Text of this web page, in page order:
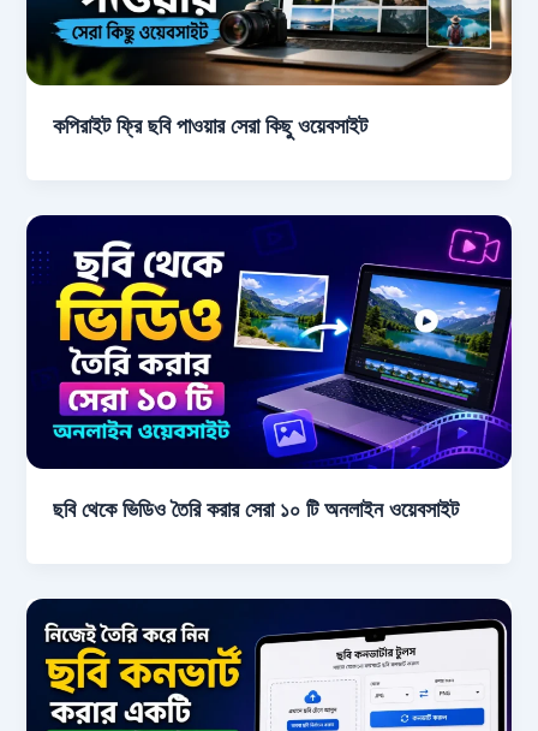
কপিরাইট ফ্রি ছবি পাওয়ার সেরা কিছু ওয়েবসাইট
ছবি থেকে ভিডিও তৈরি করার সেরা ১০ টি অনলাইন ওয়েবসাইট